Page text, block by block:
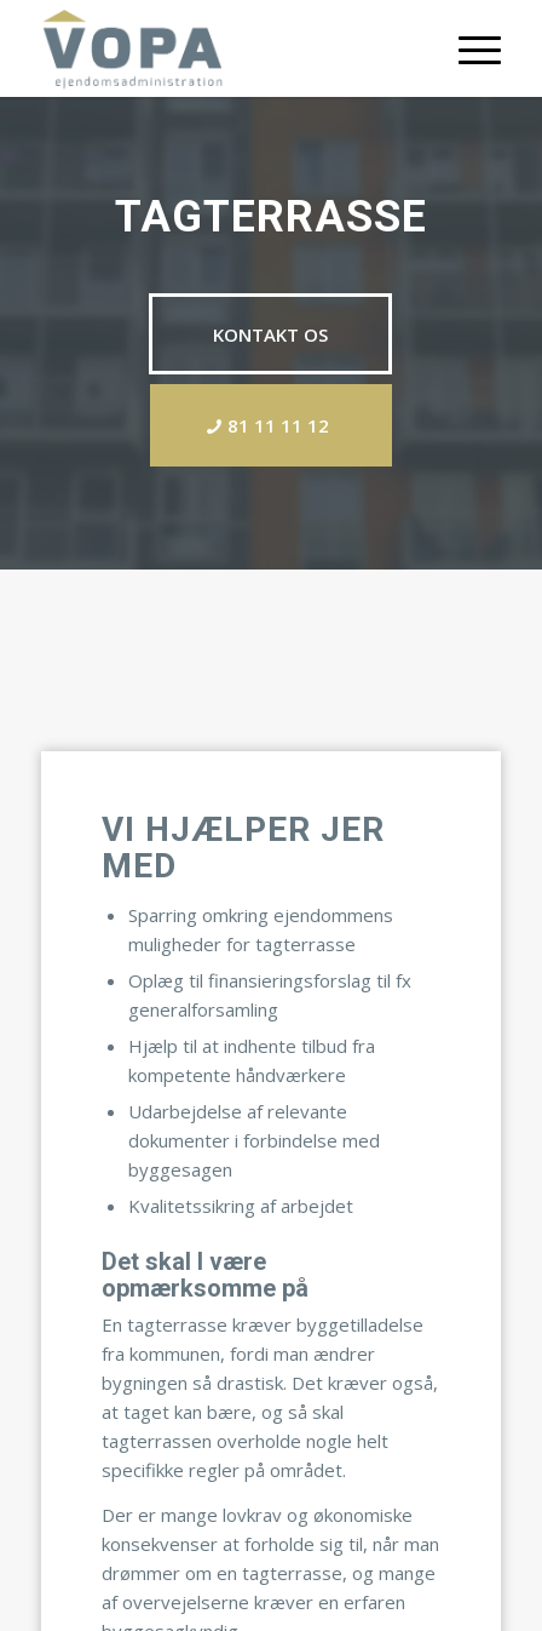
TAGTERRASSE
KONTAKT OS
81 11 11 12
VI HJÆLPER JER
MED
Sparring omkring ejendommens
muligheder for tagterrasse
Oplæg til finansieringsforslag til fx
generalforsamling
Hjælp til at indhente tilbud fra
kompetente håndværkere
Udarbejdelse af relevante
dokumenter i forbindelse med
byggesagen
Kvalitetssikring af arbejdet
Det skal I være
opmærksomme på
En tagterrasse kræver byggetilladelse
fra kommunen, fordi man ændrer
bygningen så drastisk. Det kræver også,
at taget kan bære, og så skal
tagterrassen overholde nogle helt
specifikke regler på området.
Der er mange lovkrav og økonomiske
konsekvenser at forholde sig til, når man
drømmer om en tagterrasse, og mange
af overvejelserne kræver en erfaren